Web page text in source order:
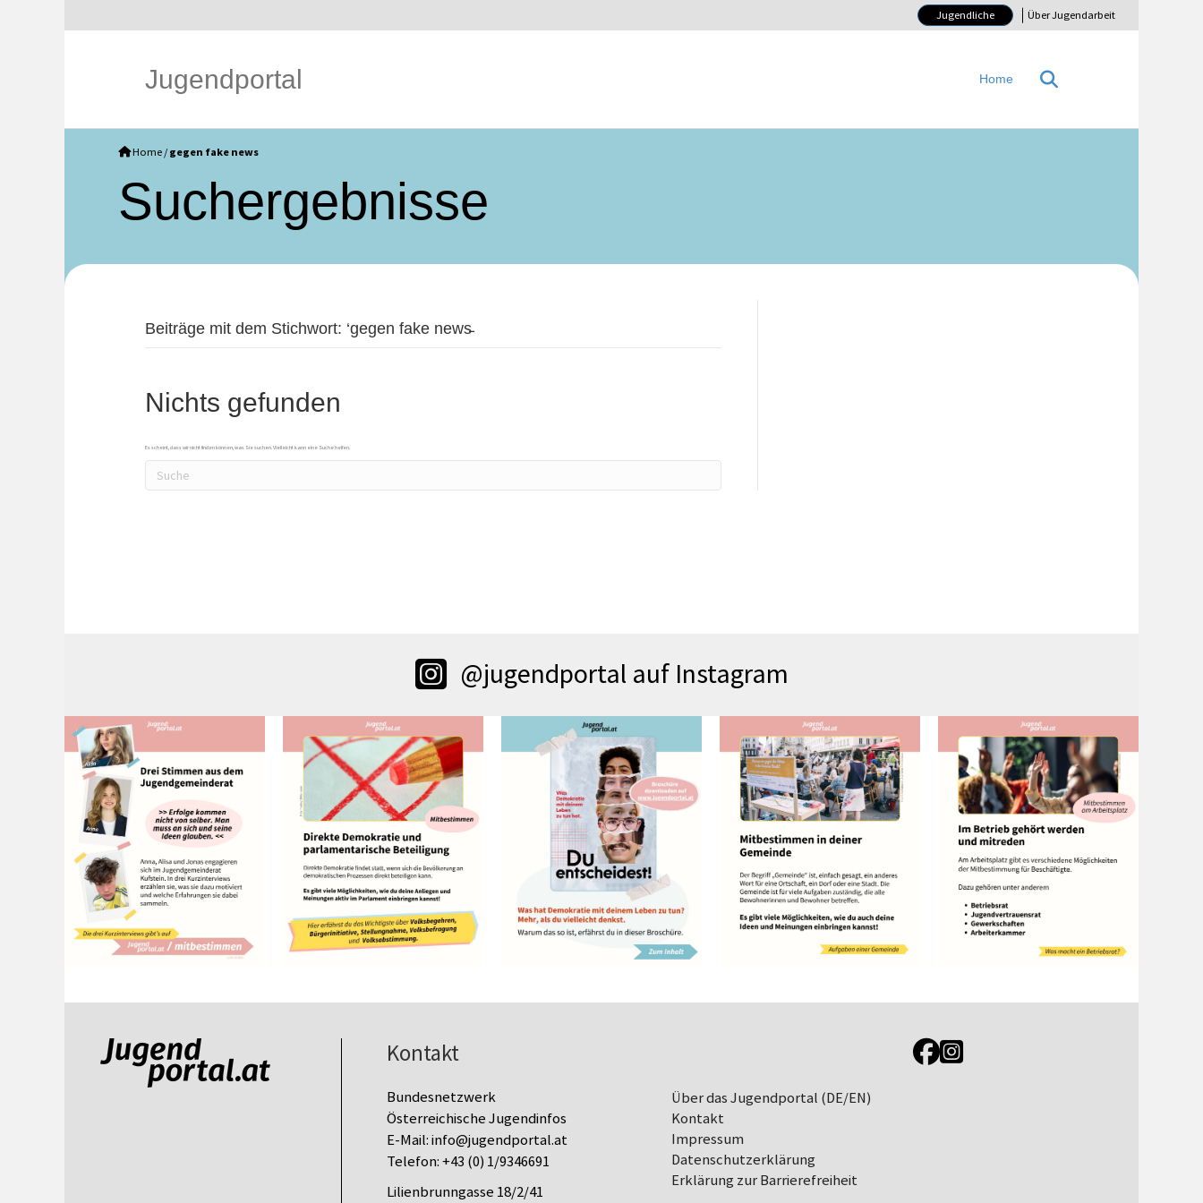
Jugendliche Über Jugendarbeit
Jugendportal Home
Home / gegen fake news
Such­ergebnisse
Beiträge mit dem Stichwort: ‘gegen fake news̵
Nichts gefunden
Es scheint, dass wir nicht finden können, was Sie suchen. Vielleicht kann eine Suche helfen.
@jugendportal auf Instagram
Kontakt
Bundesnetzwerk
Österreichische Jugendinfos
E-Mail:info@jugendportal.at
Telefon:+43 (0) 1/9346691
Lilienbrunngasse 18/2/41
Über das Jugendportal (DE/EN)
Kontakt
Impressum
Datenschutz­erklärung
Erklärung zur Barrierefreiheit
Link zur Jugendportal Facebookseite
Link zur Jugendportal Instagramseite